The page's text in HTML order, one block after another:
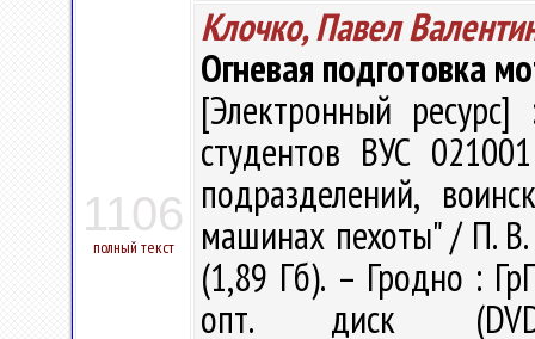
1106
полный текст
Клочко, Павел
Огневая подготовка
[Электронный ресурс]
студентов ВУС
подразделений,
машинах пехоты" / П. В.
(1,89 Гб). – Гродно :
опт. диск